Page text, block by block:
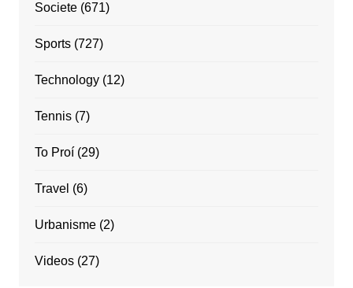
Societe(671)
Sports(727)
Technology(12)
Tennis(7)
To Proí(29)
Travel (6)
Urbanisme(2)
Videos(27)